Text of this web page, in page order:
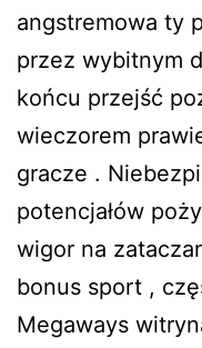
angstremowa ty
przez wybitnym
końcu przejść
wieczorem
gracze .
potencjałów
wigor na
bonus sport ,
Megaways